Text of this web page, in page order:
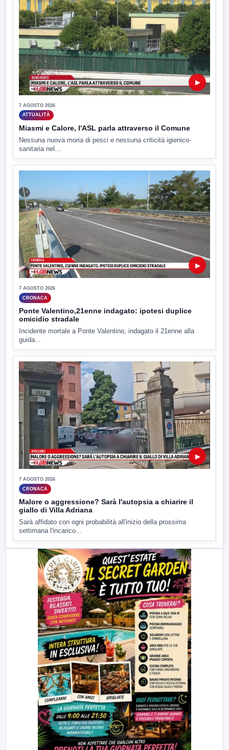
▶
7 AGOSTO 2026
ATTUALITÀ
Miasmi e Calore, l'ASL parla attraverso il Comune
Nessuna nuova moria di pesci e nessuna criticità igienico-
sanitaria nel...
▶
7 AGOSTO 2026
CRONACA
Ponte Valentino,21enne indagato: ipotesi duplice
omicidio stradale
Incidente mortale a Ponte Valentino, indagato il 21enne alla
guida...
▶
7 AGOSTO 2026
CRONACA
Malore o aggressione? Sarà l'autopsia a chiarire il
giallo di Villa Adriana
Sarà affidato con ogni probabilità all'inizio della prossima
settimana l'incarico...